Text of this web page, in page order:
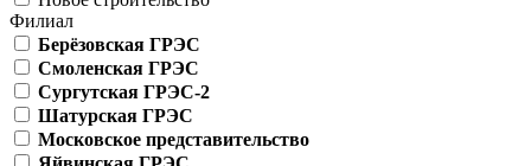
Филиал
Берёзовская ГРЭС
Смоленская ГРЭС
Сургутская ГРЭС-2
Шатурская ГРЭС
Московское представительство